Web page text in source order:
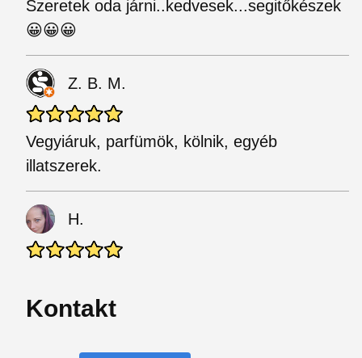
Szeretek oda járni..kedvesek...segitőkészek
😀😀😀
Z. B. M.
Vegyiáruk, parfümök, kölnik, egyéb
illatszerek.
H.
Kontakt